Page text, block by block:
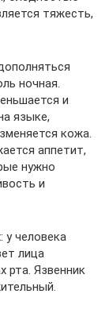
тяжесть,
ночная.
и
языке,
кожа.
аппетит,
нужно
и
человека
лица
рта. Язвенник